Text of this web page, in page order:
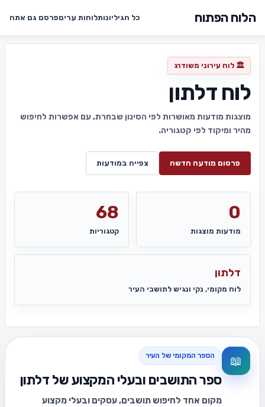
הלוח הפתוח כל הגיליונותלוחות עריםפרסם גם אתה
🏛️ לוח עירוני משודרג
לוח דלתון
מוצגות מודעות מאושרות לפי הסינון שבחרת, עם אפשרות לחיפוש
מהיר ומיקוד לפי קטגוריה.
פרסום מודעה חדשה צפייה במודעות
0
מודעות מוצגות
68
קטגוריות
דלתון
לוח מקומי, נקי ונגיש לתושבי העיר
📖 הספר המקומי של העיר
ספר התושבים ובעלי המקצוע של דלתון
מקום אחד לחיפוש תושבים, עסקים ובעלי מקצוע